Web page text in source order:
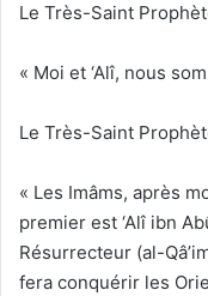
Le Très-Saint
« Moi et ‘Alî, nous
Le Très-Saint
« Les Imâms, après
premier est ‘Alî ibn
Résurrecteur (al-
fera conquérir les